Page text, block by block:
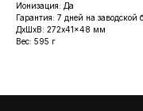
Ионизация: Да
Гарантия: 7 дней на заводской
ДxШxВ: 272x41x48 мм
Вес: 595 г